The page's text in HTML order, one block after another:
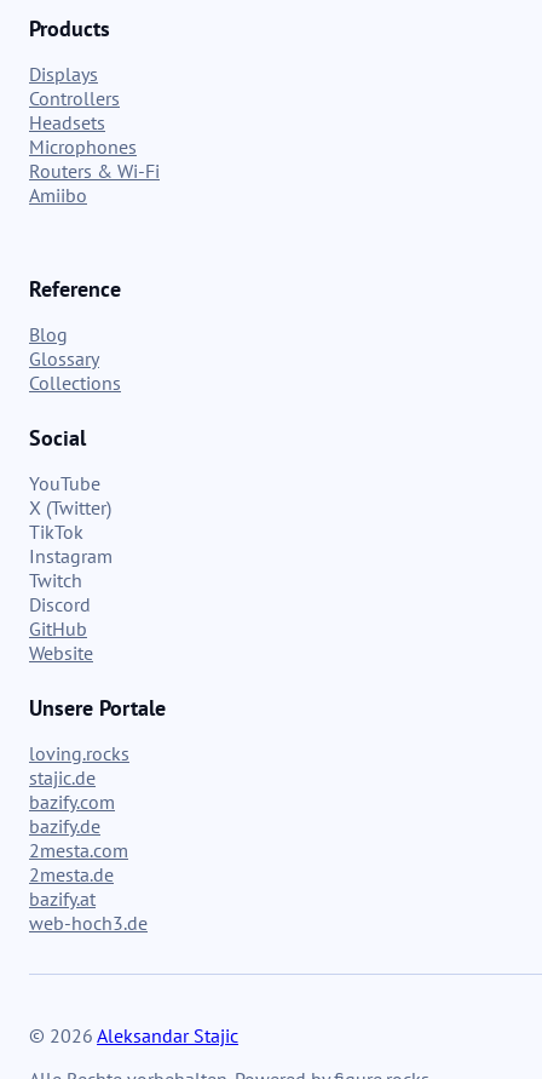
Products
Displays
Controllers
Headsets
Microphones
Routers & Wi-Fi
Amiibo
Reference
Blog
Glossary
Collections
Social
YouTube
X (Twitter)
TikTok
Instagram
Twitch
Discord
GitHub
Website
Unsere Portale
loving.rocks
stajic.de
bazify.com
bazify.de
2mesta.com
2mesta.de
bazify.at
web-hoch3.de
© 2026 Aleksandar Stajic